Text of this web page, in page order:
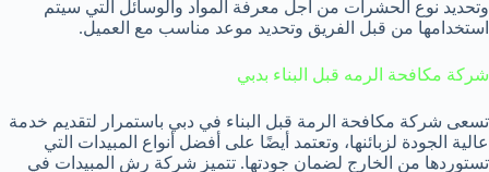
وتحديد نوع الحشرات من أجل معرفة المواد والوسائل التي سيتم
استخدامها من قبل الفريق وتحديد موعد مناسب مع العميل.
شركة مكافحة الرمه قبل البناء بدبي
تسعى شركة مكافحة الرمة قبل البناء في دبي باستمرار لتقديم خدمة
عالية الجودة لزبائنها، وتعتمد أيضًا على أفضل أنواع المبيدات التي
تستوردها من الخارج لضمان جودتها. تتميز شركة رش المبيدات في